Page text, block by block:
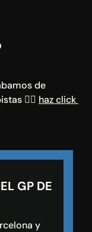
de
👉🏼 haz click
GP DE
y